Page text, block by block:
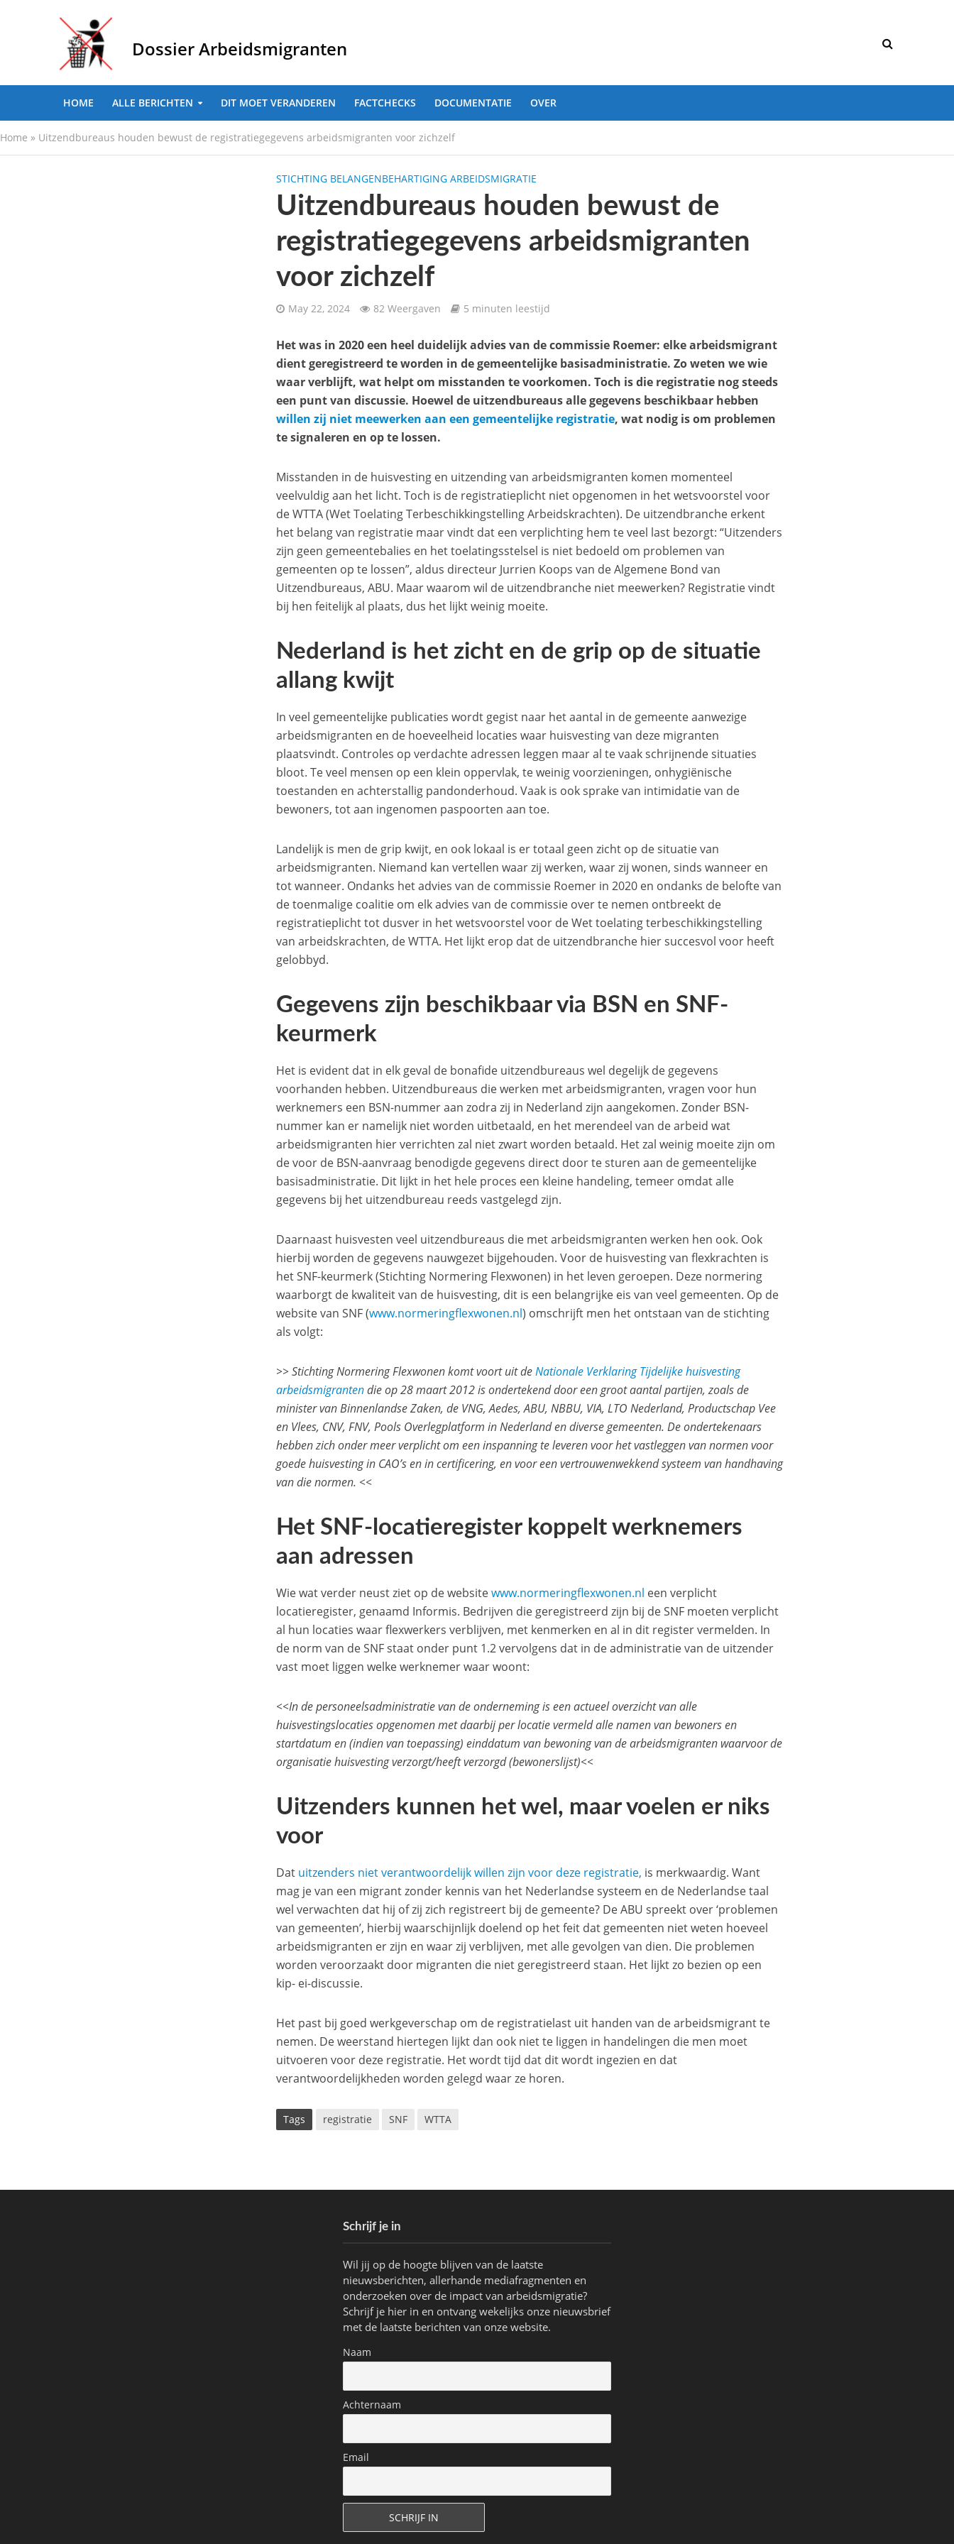
Dossier Arbeidsmigranten
HOME ALLE BERICHTEN DIT MOET VERANDEREN FACTCHECKS DOCUMENTATIE OVER
Home » Uitzendbureaus houden bewust de registratiegegevens arbeidsmigranten voor zichzelf
STICHTING BELANGENBEHARTIGING ARBEIDSMIGRATIE
Uitzendbureaus houden bewust de
registratiegegevens arbeidsmigranten
voor zichzelf
May 22, 2024 82 Weergaven 5 minuten leestijd
Het was in 2020 een heel duidelijk advies van de commissie Roemer: elke arbeidsmigrant
dient geregistreerd te worden in de gemeentelijke basisadministratie. Zo weten we wie
waar verblijft, wat helpt om misstanden te voorkomen. Toch is die registratie nog steeds
een punt van discussie. Hoewel de uitzendbureaus alle gegevens beschikbaar hebben
willen zij niet meewerken aan een gemeentelijke registratie, wat nodig is om problemen
te signaleren en op te lossen.
Misstanden in de huisvesting en uitzending van arbeidsmigranten komen momenteel
veelvuldig aan het licht. Toch is de registratieplicht niet opgenomen in het wetsvoorstel voor
de WTTA (Wet Toelating Terbeschikkingstelling Arbeidskrachten). De uitzendbranche erkent
het belang van registratie maar vindt dat een verplichting hem te veel last bezorgt: “Uitzenders
zijn geen gemeentebalies en het toelatingsstelsel is niet bedoeld om problemen van
gemeenten op te lossen”, aldus directeur Jurrien Koops van de Algemene Bond van
Uitzendbureaus, ABU. Maar waarom wil de uitzendbranche niet meewerken? Registratie vindt
bij hen feitelijk al plaats, dus het lijkt weinig moeite.
Nederland is het zicht en de grip op de situatie
allang kwijt
In veel gemeentelijke publicaties wordt gegist naar het aantal in de gemeente aanwezige
arbeidsmigranten en de hoeveelheid locaties waar huisvesting van deze migranten
plaatsvindt. Controles op verdachte adressen leggen maar al te vaak schrijnende situaties
bloot. Te veel mensen op een klein oppervlak, te weinig voorzieningen, onhygiënische
toestanden en achterstallig pandonderhoud. Vaak is ook sprake van intimidatie van de
bewoners, tot aan ingenomen paspoorten aan toe.
Landelijk is men de grip kwijt, en ook lokaal is er totaal geen zicht op de situatie van
arbeidsmigranten. Niemand kan vertellen waar zij werken, waar zij wonen, sinds wanneer en
tot wanneer. Ondanks het advies van de commissie Roemer in 2020 en ondanks de belofte van
de toenmalige coalitie om elk advies van de commissie over te nemen ontbreekt de
registratieplicht tot dusver in het wetsvoorstel voor de Wet toelating terbeschikkingstelling
van arbeidskrachten, de WTTA. Het lijkt erop dat de uitzendbranche hier succesvol voor heeft
gelobbyd.
Gegevens zijn beschikbaar via BSN en SNF-
keurmerk
Het is evident dat in elk geval de bonafide uitzendbureaus wel degelijk de gegevens
voorhanden hebben. Uitzendbureaus die werken met arbeidsmigranten, vragen voor hun
werknemers een BSN-nummer aan zodra zij in Nederland zijn aangekomen. Zonder BSN-
nummer kan er namelijk niet worden uitbetaald, en het merendeel van de arbeid wat
arbeidsmigranten hier verrichten zal niet zwart worden betaald. Het zal weinig moeite zijn om
de voor de BSN-aanvraag benodigde gegevens direct door te sturen aan de gemeentelijke
basisadministratie. Dit lijkt in het hele proces een kleine handeling, temeer omdat alle
gegevens bij het uitzendbureau reeds vastgelegd zijn.
Daarnaast huisvesten veel uitzendbureaus die met arbeidsmigranten werken hen ook. Ook
hierbij worden de gegevens nauwgezet bijgehouden. Voor de huisvesting van flexkrachten is
het SNF-keurmerk (Stichting Normering Flexwonen) in het leven geroepen. Deze normering
waarborgt de kwaliteit van de huisvesting, dit is een belangrijke eis van veel gemeenten. Op de
website van SNF (www.normeringflexwonen.nl) omschrijft men het ontstaan van de stichting
als volgt:
>> Stichting Normering Flexwonen komt voort uit deNationale Verklaring Tijdelijke huisvesting
arbeidsmigrantendie op 28 maart 2012 is ondertekend door een groot aantal partijen, zoals de
minister van Binnenlandse Zaken, de VNG, Aedes, ABU, NBBU, VIA, LTO Nederland, Productschap Vee
en Vlees, CNV, FNV, Pools Overlegplatform in Nederland en diverse gemeenten. De ondertekenaars
hebben zich onder meer verplicht om een inspanning te leveren voor het vastleggen van normen voor
goede huisvesting in CAO’s en in certificering, en voor een vertrouwenwekkend systeem van handhaving
van die normen. <<
Het SNF-locatieregister koppelt werknemers
aan adressen
Wie wat verder neust ziet op de websitewww.normeringflexwonen.nl een verplicht
locatieregister, genaamd Informis. Bedrijven die geregistreerd zijn bij de SNF moeten verplicht
al hun locaties waar flexwerkers verblijven, met kenmerken en al in dit register vermelden. In
de norm van de SNF staat onder punt 1.2 vervolgens dat in de administratie van de uitzender
vast moet liggen welke werknemer waar woont:
<<In de personeelsadministratie van de onderneming is een actueel overzicht van alle
huisvestingslocaties opgenomen met daarbij per locatie vermeld alle namen van bewoners en
startdatum en (indien van toepassing) einddatum van bewoning van de arbeidsmigranten waarvoor de
organisatie huisvesting verzorgt/heeft verzorgd (bewonerslijst)<<
Uitzenders kunnen het wel, maar voelen er niks
voor
Dat uitzenders niet verantwoordelijk willen zijn voor deze registratie, is merkwaardig. Want
mag je van een migrant zonder kennis van het Nederlandse systeem en de Nederlandse taal
wel verwachten dat hij of zij zich registreert bij de gemeente? De ABU spreekt over ‘problemen
van gemeenten’, hierbij waarschijnlijk doelend op het feit dat gemeenten niet weten hoeveel
arbeidsmigranten er zijn en waar zij verblijven, met alle gevolgen van dien. Die problemen
worden veroorzaakt door migranten die niet geregistreerd staan. Het lijkt zo bezien op een
kip- ei-discussie.
Het past bij goed werkgeverschap om de registratielast uit handen van de arbeidsmigrant te
nemen. De weerstand hiertegen lijkt dan ook niet te liggen in handelingen die men moet
uitvoeren voor deze registratie. Het wordt tijd dat dit wordt ingezien en dat
verantwoordelijkheden worden gelegd waar ze horen.
Tags registratie SNF WTTA
Schrijf je in
Wil jij op de hoogte blijven van de laatste
nieuwsberichten, allerhande mediafragmenten en
onderzoeken over de impact van arbeidsmigratie?
Schrijf je hier in en ontvang wekelijks onze nieuwsbrief
met de laatste berichten van onze website.
Naam
Achternaam
Email